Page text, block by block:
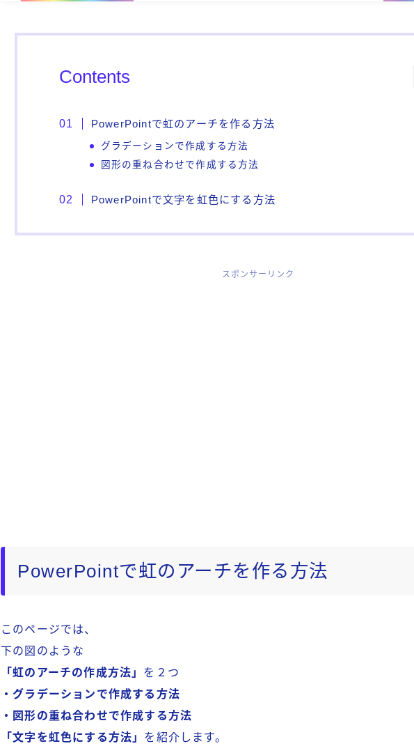
Contents
PowerPointで虹のアーチを作る方法
グラデーションで作成する方法
図形の重ね合わせで作成する方法
PowerPointで文字を虹色にする方法
スポンサーリンク
PowerPointで虹のアーチを作る方法
このページでは、
下の図のような
「虹のアーチの作成方法」 を２つ
・グラデーションで作成する方法
・図形の重ね合わせで作成する方法
「文字を虹色にする方法」 を紹介します。